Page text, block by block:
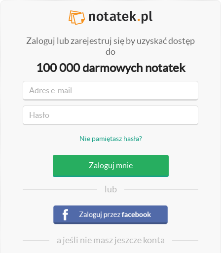
Zaloguj lub zarejestruj się by uzyskać dostęp
do
100 000 darmowych notatek
Nie pamiętasz hasła?
lub
a jeśli nie masz jeszcze konta